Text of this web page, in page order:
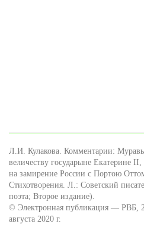
Л.И. Кулакова. Комментарии:
величеству государыне Екатерине
на замирение России с Портою
Стихотворения. Л.: Советский
поэта; Второе издание).
© Электронная публикация — РВБ,
августа 2020 г.